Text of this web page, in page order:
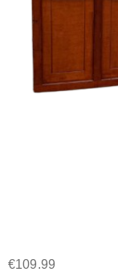
€109.99